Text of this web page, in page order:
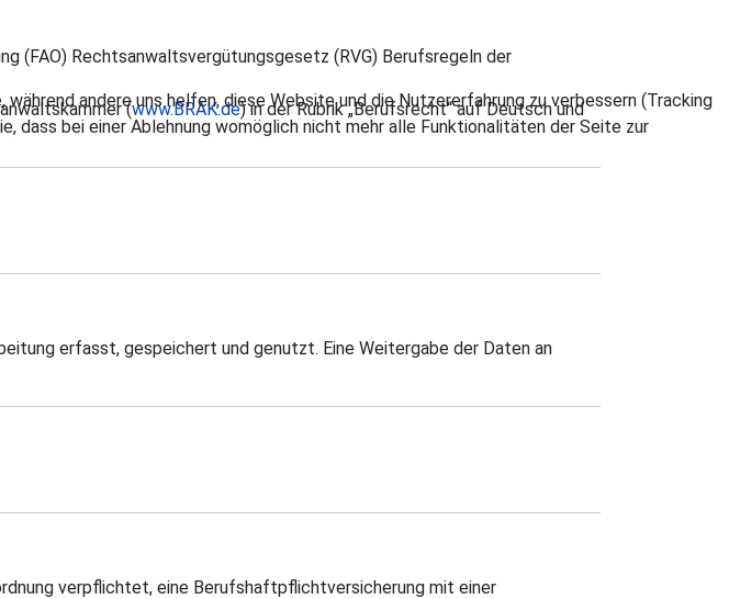
(FAO) Rechtsanwaltsvergütungsgesetz (RVG) Berufsregeln der
(www.BRAK.de) in der Rubrik „Berufsrecht“ auf Deutsch und
erfasst, gespeichert und genutzt. Eine Weitergabe der Daten an
verpflichtet, eine Berufshaftpflichtversicherung mit einer
andere uns helfen, diese Website und die Nutzererfahrung zu verbessern (Tracking
dass bei einer Ablehnung womöglich nicht mehr alle Funktionalitäten der Seite zur